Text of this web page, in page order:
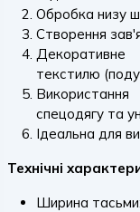
Обробка низу
Створення
Декоративне
текстилю
спецодягу та
Ідеальна для
Технічні
Ширина